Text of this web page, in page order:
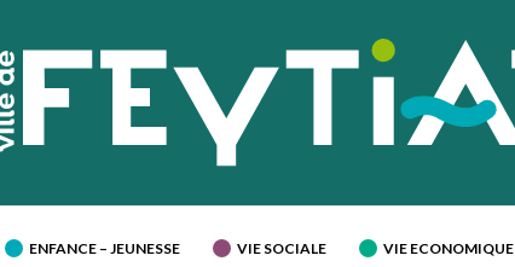
ENFANCE – JEUNESSE VIE SOCIALE VIE ECONOMIQUE